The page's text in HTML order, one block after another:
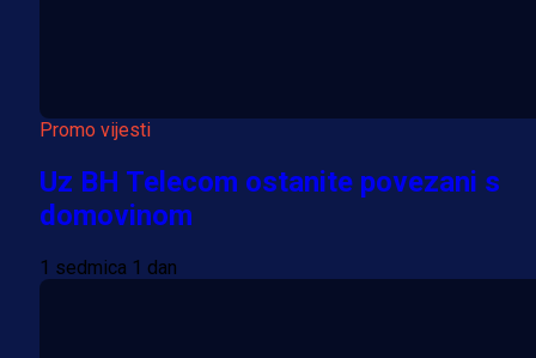
Promo vijesti
Uz BH Telecom ostanite povezani s
domovinom
1 sedmica 1 dan